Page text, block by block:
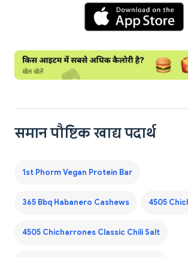
समान पौष्टिक खाद्य पदार्थ
1st Phorm Vegan Protein Bar
365 Bbq Habanero Cashews 4505
4505 Chicharrones Classic Chili Salt